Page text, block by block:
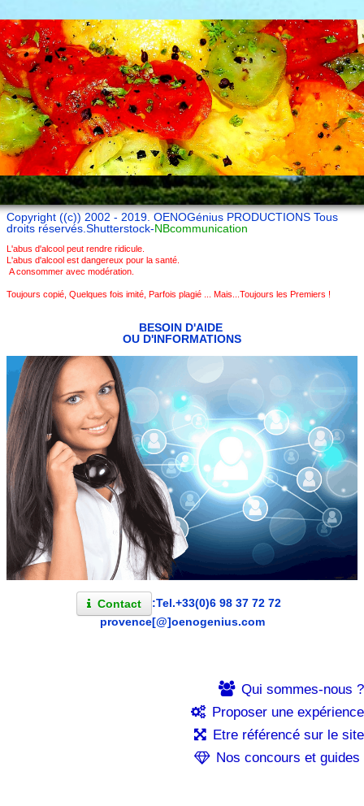
Copyright ((c)) 2002 - 2019. OENOGénius PRODUCTIONS Tous
droits réservés.Shutterstock-NBcommunication
L'abus d'alcool peut rendre ridicule.
L'abus d'alcool est dangereux pour la santé.
A consommer avec modération.
Toujours copié, Quelques fois imité, Parfois plagié ... Mais...Toujours les Premiers !
BESOIN D'AIDE
OU D'INFORMATIONS
Contact
:Tel.+33(0)6 98 37 72 72
provence[@]oenogenius.com
Qui sommes-nous ?
Proposer une expérience
Etre référencé sur le site
Nos concours et guides